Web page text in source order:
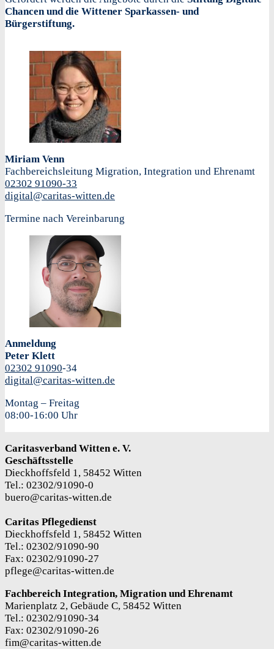
Chancen und die Wittener Sparkassen- und
Bürgerstiftung.
Miriam Venn
Fachbereichsleitung Migration, Integration und Ehrenamt
02302 91090-33
digital@caritas-witten.de
Termine nach Vereinbarung
Anmeldung
Peter Klett
02302 91090-34
digital@caritas-witten.de
Montag – Freitag
08:00-16:00 Uhr
Caritasverband Witten e. V.
Geschäftsstelle
Dieckhoffsfeld 1, 58452 Witten
Tel.: 02302/91090-0
buero@caritas-witten.de
Caritas Pflegedienst
Dieckhoffsfeld 1, 58452 Witten
Tel.: 02302/91090-90
Fax: 02302/91090-27
pflege@caritas-witten.de
Fachbereich Integration, Migration und Ehrenamt
Marienplatz 2, Gebäude C, 58452 Witten
Tel.: 02302/91090-34
Fax: 02302/91090-26
fim@caritas-witten.de